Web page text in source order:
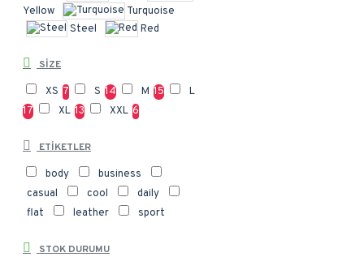
Yellow
Turquoise
Steel
Red
SIZE
XS 7 S 14 M 15
L
17
XL 13 XXL 6
ETIKETLER
body
business
casual
cool
daily
flat
leather sport
STOK DURUMU